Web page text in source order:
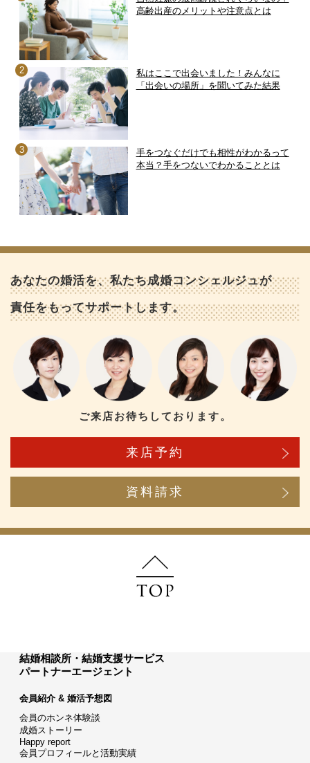
高齢出産のメリットや注意点とは
私はここで出会いました！みんなに
「出会いの場所」を聞いてみた結果
手をつなぐだけでも相性がわかるって
本当？手をつないでわかることとは
あなたの婚活を、私たち成婚コンシェルジュが
責任をもってサポートします。
ご来店お待ちしております。
来店予約
資料請求
結婚相談所・結婚支援サービス
パートナーエージェント
会員紹介 & 婚活予想図
会員のホンネ体験談
成婚ストーリー
Happy report
会員プロフィールと活動実績